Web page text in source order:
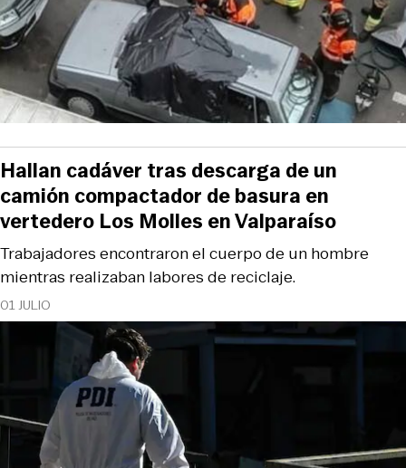
01 JULIO
Trabajadores encontraron el cuerpo de un hombre
mientras realizaban labores de reciclaje.
Hallan cadáver tras descarga de un
camión compactador de basura en
vertedero Los Molles en Valparaíso